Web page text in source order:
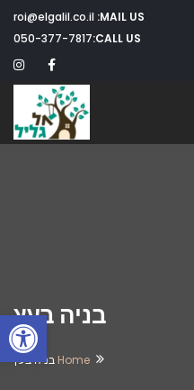
MAIL US:
CALL US:
050-377-7817
בניה בעץ
Home בניה בעץ